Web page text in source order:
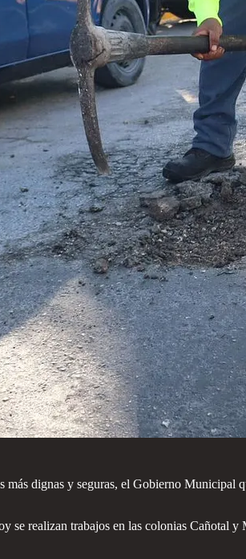
dignas y seguras, el Gobierno Municipal
realizan trabajos en las colonias Cañotal y